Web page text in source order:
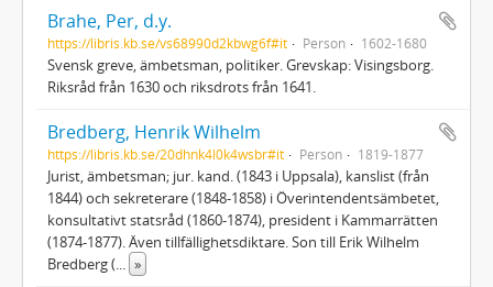
Brahe, Per, d.y.
https://libris.kb.se/vs68990d2kbwg6f#it Person 1602-1680
Svensk greve, ämbetsman, politiker. Grevskap: Visingsborg.
Riksråd från 1630 och riksdrots från 1641.
Bredberg, Henrik Wilhelm
https://libris.kb.se/20dhnk4l0k4wsbr#it Person 1819-1877
Jurist, ämbetsman; jur. kand. (1843 i Uppsala), kanslist (från
1844) och sekreterare (1848-1858) i Överintendentsämbetet,
konsultativt statsråd (1860-1874), president i Kammarrätten
(1874-1877). Även tillfällighetsdiktare. Son till Erik Wilhelm
Bredberg (... »